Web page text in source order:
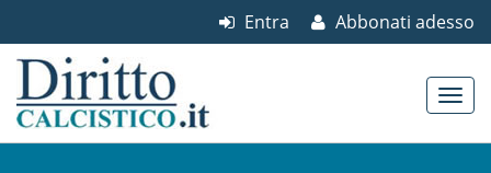
Abbonati adesso
Entra